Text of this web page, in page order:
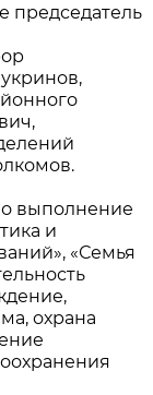
председатель
выполнение
и
«Семья
охрана